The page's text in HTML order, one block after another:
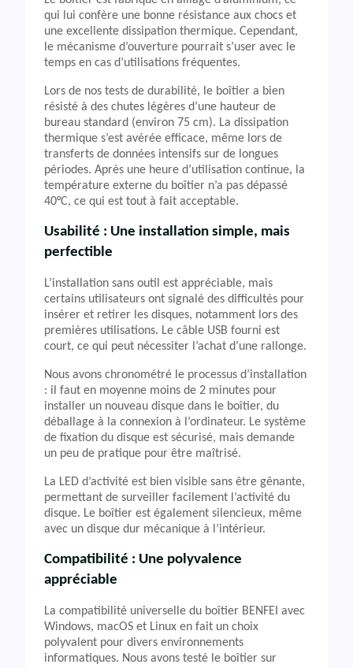
qui lui confère une bonne résistance aux chocs et
une excellente dissipation thermique. Cependant,
le mécanisme d’ouverture pourrait s’user avec le
temps en cas d’utilisations fréquentes.
Lors de nos tests de durabilité, le boîtier a bien
résisté à des chutes légères d’une hauteur de
bureau standard (environ 75 cm). La dissipation
thermique s’est avérée efficace, même lors de
transferts de données intensifs sur de longues
périodes. Après une heure d’utilisation continue, la
température externe du boîtier n’a pas dépassé
40°C, ce qui est tout à fait acceptable.
Usabilité : Une installation simple, mais
perfectible
L’installation sans outil est appréciable, mais
certains utilisateurs ont signalé des difficultés pour
insérer et retirer les disques, notamment lors des
premières utilisations. Le câble USB fourni est
court, ce qui peut nécessiter l’achat d’une rallonge.
Nous avons chronométré le processus d’installation
: il faut en moyenne moins de 2 minutes pour
installer un nouveau disque dans le boîtier, du
déballage à la connexion à l’ordinateur. Le système
de fixation du disque est sécurisé, mais demande
un peu de pratique pour être maîtrisé.
La LED d’activité est bien visible sans être gênante,
permettant de surveiller facilement l’activité du
disque. Le boîtier est également silencieux, même
avec un disque dur mécanique à l’intérieur.
Compatibilité : Une polyvalence
appréciable
La compatibilité universelle du boîtier BENFEI avec
Windows, macOS et Linux en fait un choix
polyvalent pour divers environnements
informatiques. Nous avons testé le boîtier sur